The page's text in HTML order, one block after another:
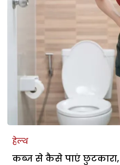
हेल्थ
कब्ज से कैसे पाएं